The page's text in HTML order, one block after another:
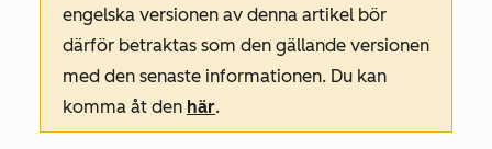
engelska versionen av denna artikel bör
därför betraktas som den gällande versionen
med den senaste informationen. Du kan
komma åt den här.